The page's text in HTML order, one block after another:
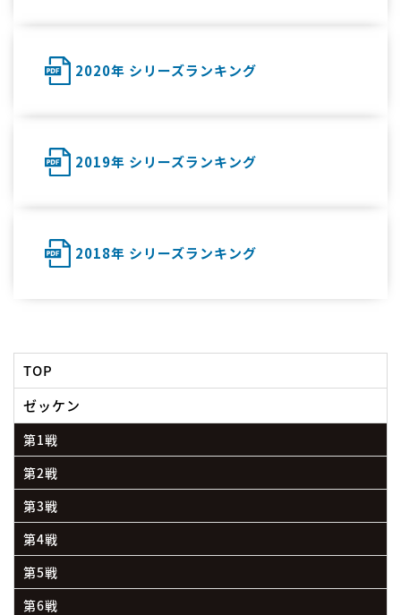
2020年 シリーズランキング
2019年 シリーズランキング
2018年 シリーズランキング
TOP
ゼッケン
第1戦
第2戦
第3戦
第4戦
第5戦
第6戦